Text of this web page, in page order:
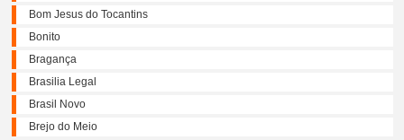
Bom Jesus do Tocantins
Bonito
Bragança
Brasilia Legal
Brasil Novo
Brejo do Meio